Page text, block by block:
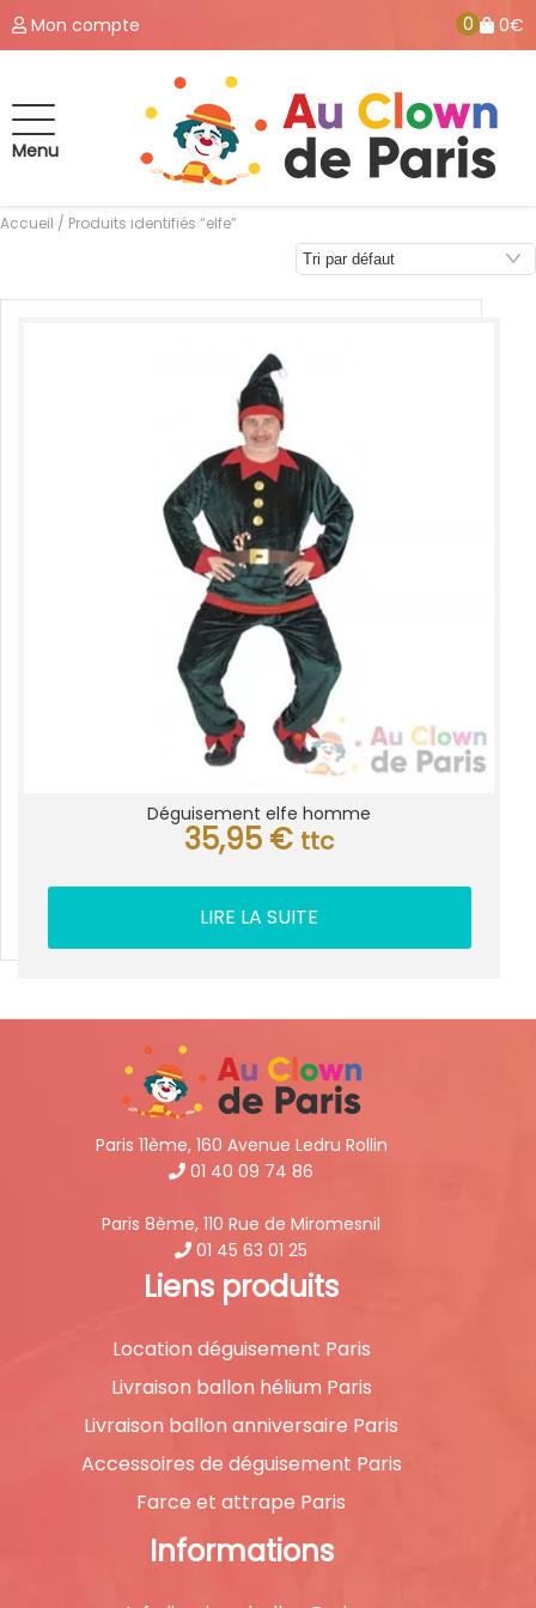
Mon compte 0 0€
Menu
Accueil / Produits identifiés “elfe”
Déguisement elfe homme
35,95 € ttc
LIRE LA SUITE
Paris 11ème, 160 Avenue Ledru Rollin
01 40 09 74 86
Paris 8ème, 110 Rue de Miromesnil
01 45 63 01 25
Liens produits
Location déguisement Paris
Livraison ballon hélium Paris
Livraison ballon anniversaire Paris
Accessoires de déguisement Paris
Farce et attrape Paris
Informations